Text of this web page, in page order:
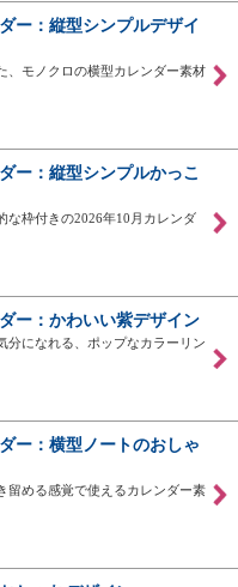
ー：縦型シンプルデザイ
、モノクロの横型カレンダー素材
ー：縦型シンプルかっこ
な枠付きの2026年10月カレンダ
ー：かわいい紫デザイン
分になれる、ポップなカラーリン
ー：横型ノートのおしゃ
留める感覚で使えるカレンダー素